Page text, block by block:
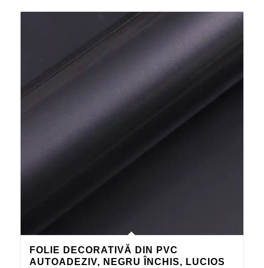
FOLIE DECORATIVĂ DIN PVC
AUTOADEZIV, NEGRU ÎNCHIS, LUCIOS